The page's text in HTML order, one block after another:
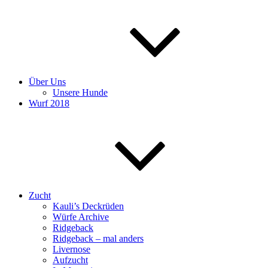
Über Uns
Unsere Hunde
Wurf 2018
Zucht
Kauli’s Deckrüden
Würfe Archive
Ridgeback
Ridgeback – mal anders
Livernose
Aufzucht